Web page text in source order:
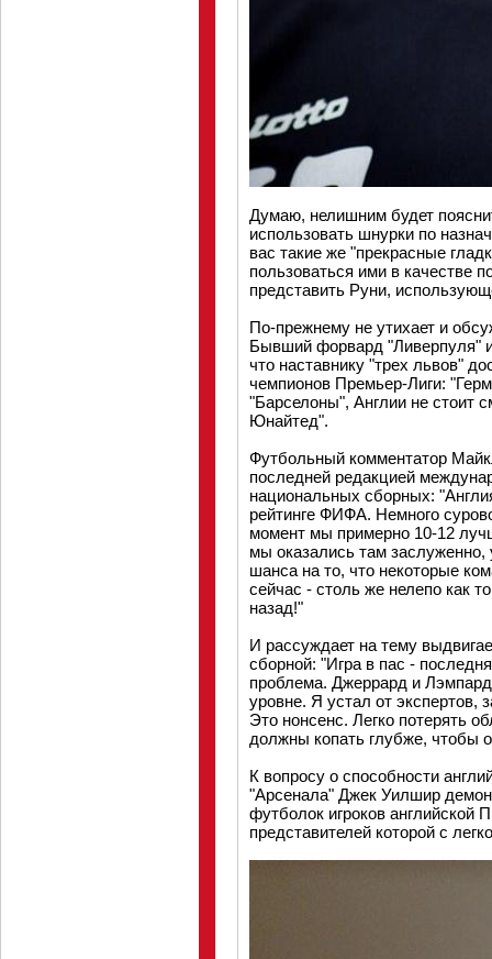
Думаю, нелишним будет
использовать шнурки по
вас такие же "прекрасные
пользоваться ими в качестве
представить Руни,
По-прежнему не утихает и
Бывший форвард "Ливерпуля"
что наставнику "трех львов"
чемпионов Премьер-Лиги:
"Барселоны", Англии не стоит
Юнайтед".
Футбольный комментатор
последней редакцией
национальных сборных:
рейтинге ФИФА. Немного
момент мы примерно 10-12
мы оказались там заслуженно,
шанса на то, что некоторые
сейчас - столь же нелепо как
назад!"
И рассуждает на тему
сборной: "Игра в пас -
проблема. Джеррард и
уровне. Я устал от
Это нонсенс. Легко потерять
должны копать глубже, чтобы
К вопросу о способности
"Арсенала" Джек Уилшир
футболок игроков английской
представителей которой с